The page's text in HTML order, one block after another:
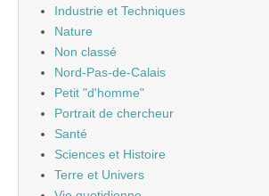
Industrie et Techniques
Nature
Non classé
Nord-Pas-de-Calais
Petit "d'homme"
Portrait de chercheur
Santé
Sciences et Histoire
Terre et Univers